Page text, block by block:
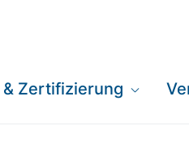
Zertifizierung